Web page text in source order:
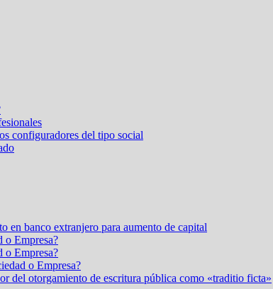
configuradores del tipo social
en banco extranjero para aumento de capital
o Empresa?
o Empresa?
o Empresa?
del otorgamiento de escritura pública como «traditio ficta»